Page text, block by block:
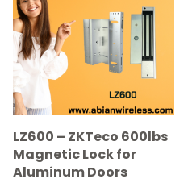
LZ600 – ZKTeco 600lbs
Magnetic Lock for
Aluminum Doors